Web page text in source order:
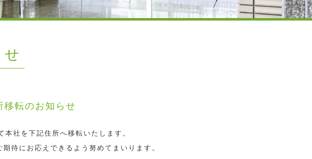
移転のお知らせ
社を下記住所へ移転いたします。
待にお応えできるよう努めてまいります。